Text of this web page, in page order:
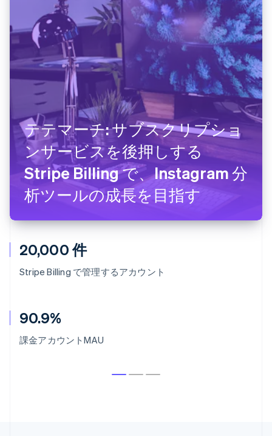
20,000 件
Stripe Billing で管理するアカウント
90.9%
課金アカウントMAU
テテマーチ: サブスクリプショ
ンサービスを後押しする
Stripe Billing で、Instagram 分
析ツールの成長を目指す